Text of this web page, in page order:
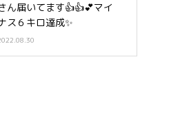
ん届いてます👍👍💕マイ
ス６キロ達成✨